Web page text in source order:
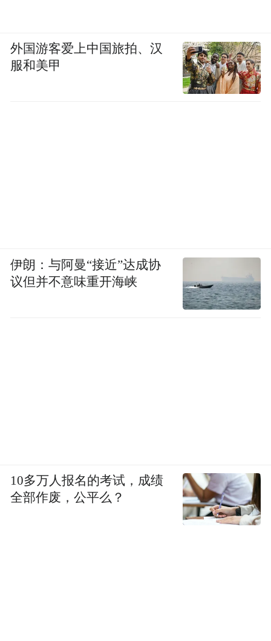
外国游客爱上中国旅拍、汉
服和美甲
伊朗：与阿曼“接近”达成协
议但并不意味重开海峡
10多万人报名的考试，成绩
全部作废，公平么？